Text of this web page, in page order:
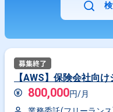
【AWS】保険会社向
800,000円/月